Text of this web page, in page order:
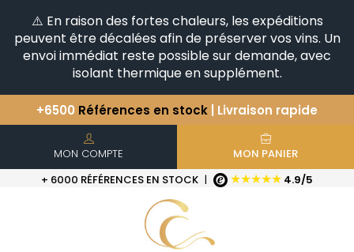
⚠️ En raison des fortes chaleurs, les expéditions
peuvent être décalées afin de préserver vos vins. Un
envoi immédiat reste possible sur demande, avec
isolant thermique en supplément.
+6500 Références en stock | Livraison rapide
Vous avez une question ?
Découvrez notre sélection
d'Horizontales & Verticales
MON COMPTE
MON PANIER
+ 6000 RÉFÉRENCES EN STOCK | ★★★★★ 4.9/5